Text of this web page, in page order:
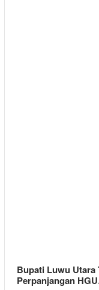
Bupati Luwu Utara
Perpanjangan